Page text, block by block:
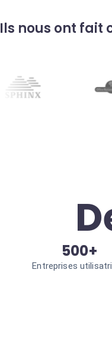
Ils nous ont fait
500+
Entreprises